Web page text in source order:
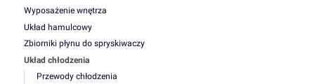
Wyposażenie wnętrza
Układ hamulcowy
Zbiorniki płynu do spryskiwaczy
Układ chłodzenia
Przewody chłodzenia